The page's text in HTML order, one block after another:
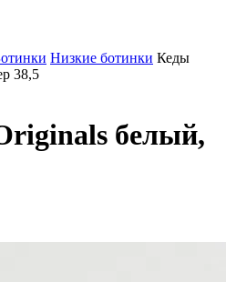
Низкие ботинки Кеды
38,5
белый,